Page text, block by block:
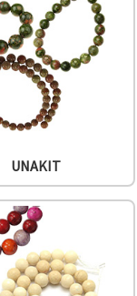
UNAKIT